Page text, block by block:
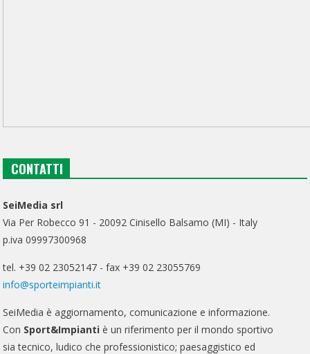
CONTATTI
SeiMedia srl
Via Per Robecco 91 - 20092 Cinisello Balsamo (MI) - Italy
p.iva 09997300968
tel. +39 02 23052147 - fax +39 02 23055769
info@sporteimpianti.it
SeiMedia è aggiornamento, comunicazione e informazione.
Con Sport&Impianti è un riferimento per il mondo sportivo
sia tecnico, ludico che professionistico; paesaggistico ed